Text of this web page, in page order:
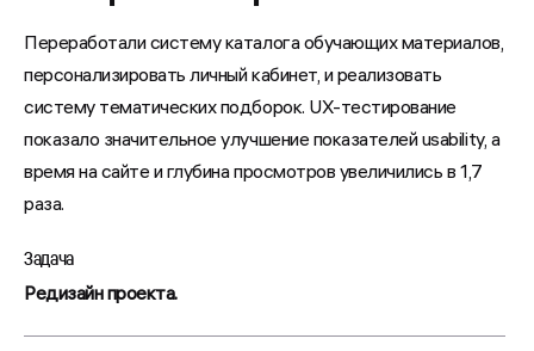
Переработали систему каталога обучающих материалов,
персонализировать личный кабинет, и реализовать
систему тематических подборок. UX-тестирование
показало значительное улучшение показателей usability, а
время на сайте и глубина просмотров увеличились в 1,7
раза.
Задача
Редизайн проекта.